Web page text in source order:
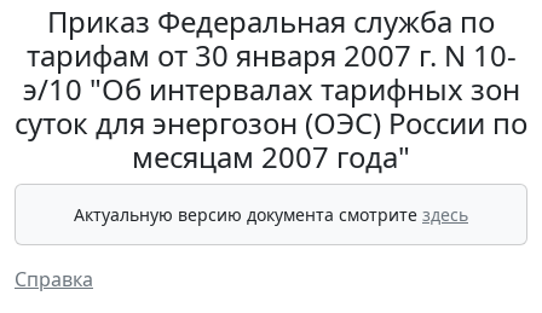
Приказ Федеральная служба по
тарифам от 30 января 2007 г. N 10-
э/10 "Об интервалах тарифных зон
суток для энергозон (ОЭС) России по
месяцам 2007 года"
Актуальную версию документа смотрите здесь
Справка